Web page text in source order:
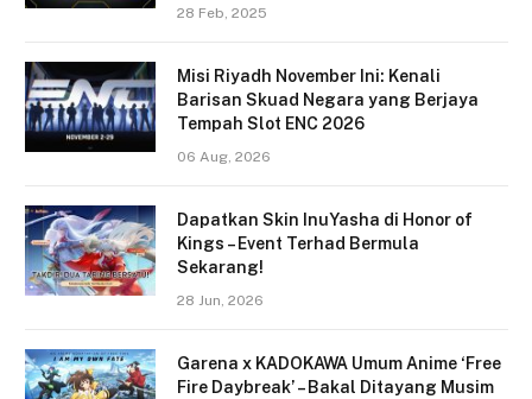
28 Feb, 2025
Misi Riyadh November Ini: Kenali
Barisan Skuad Negara yang Berjaya
Tempah Slot ENC 2026
06 Aug, 2026
Dapatkan Skin InuYasha di Honor of
Kings – Event Terhad Bermula
Sekarang!
28 Jun, 2026
Garena x KADOKAWA Umum Anime ‘Free
Fire Daybreak’ – Bakal Ditayang Musim